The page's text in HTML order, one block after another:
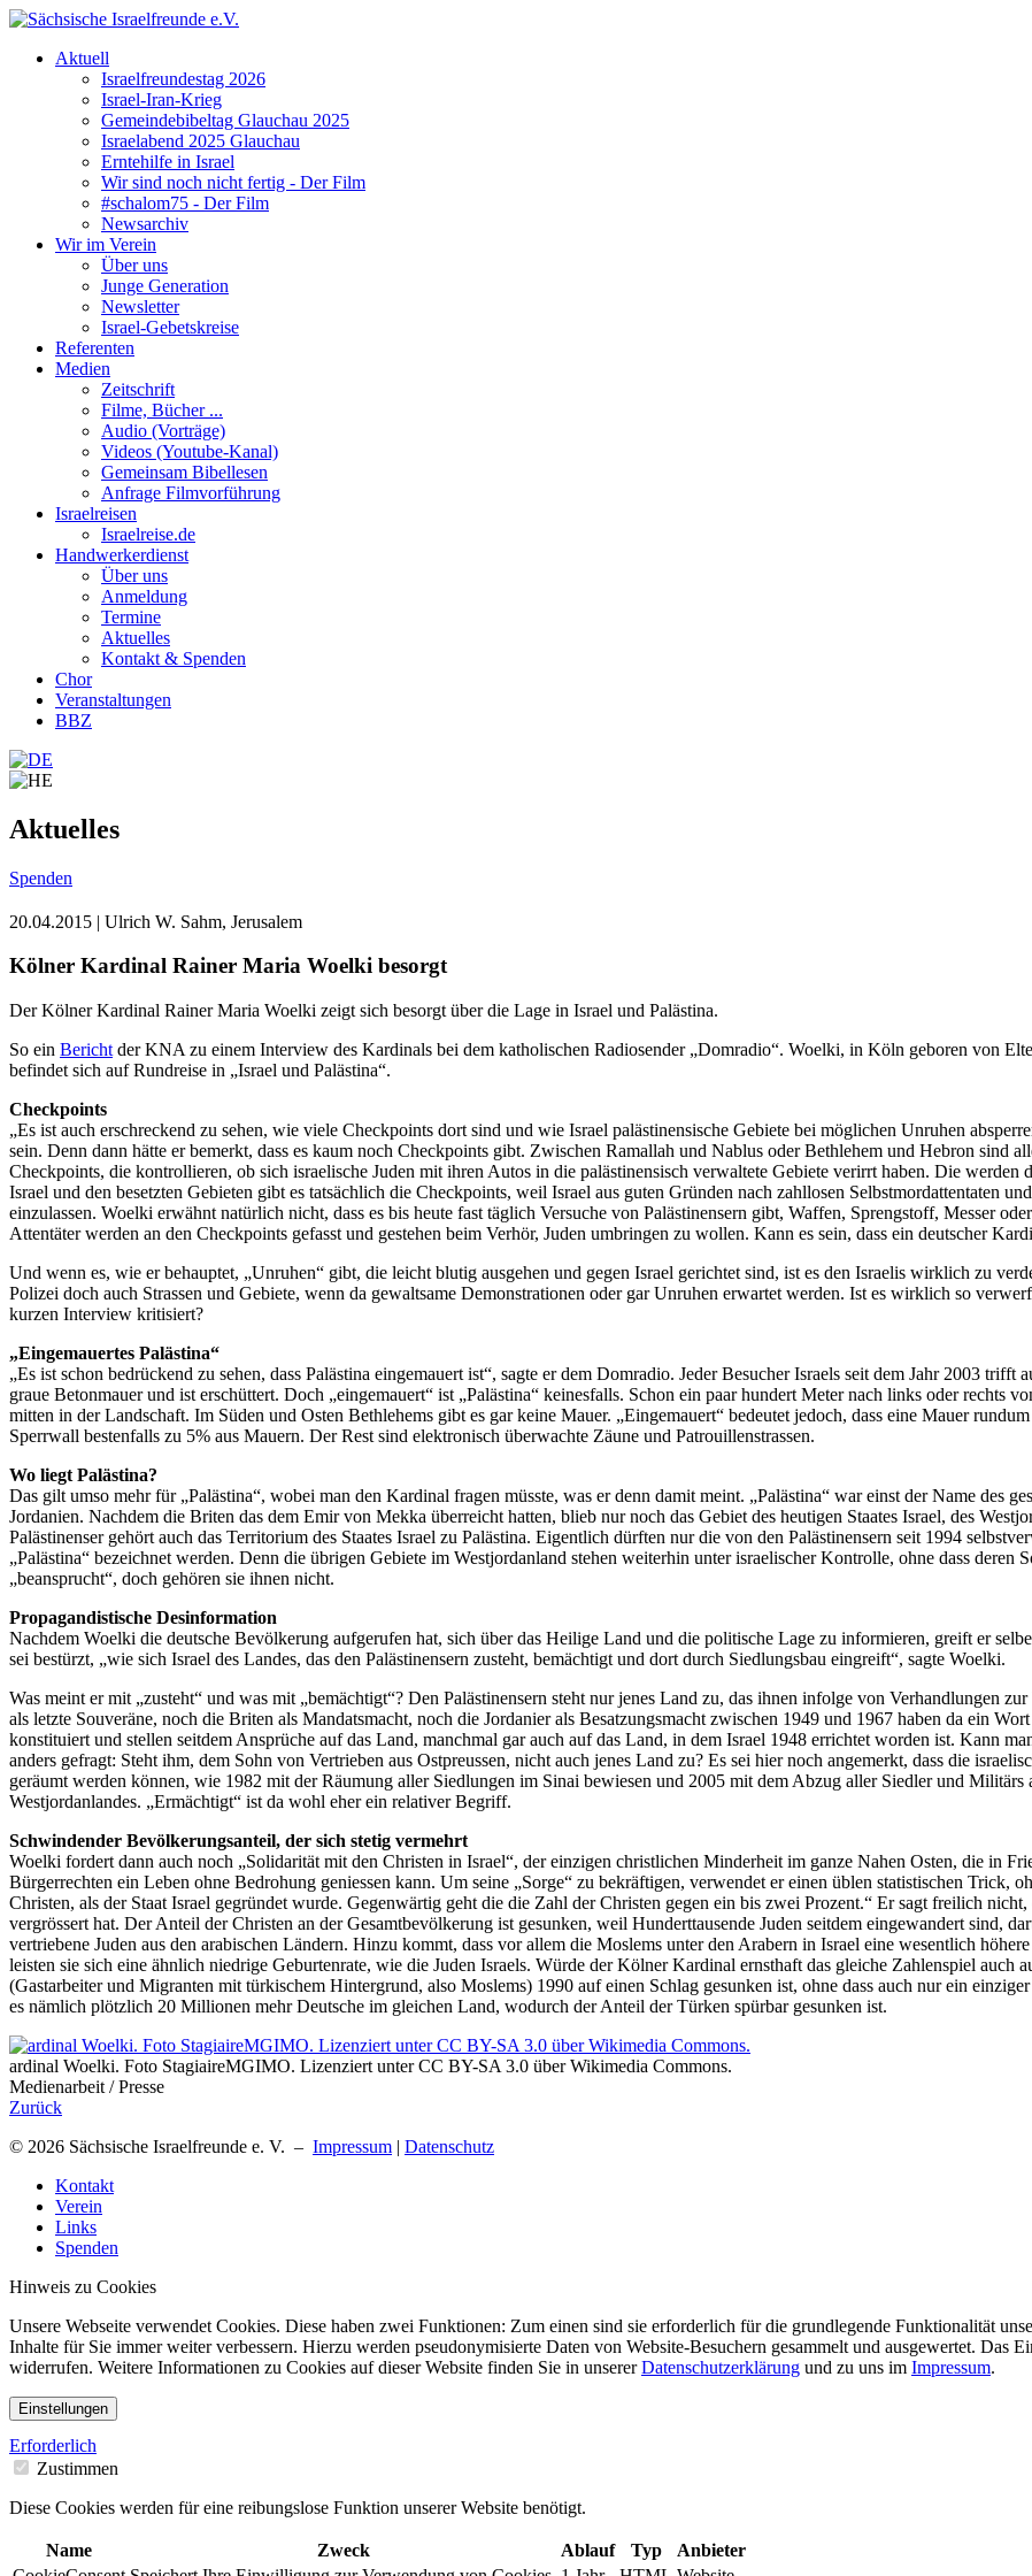
Aktuell
Israelfreundestag 2026
Israel-Iran-Krieg
Gemeindebibeltag Glauchau 2025
Israelabend 2025 Glauchau
Erntehilfe in Israel
Wir sind noch nicht fertig - Der Film
#schalom75 - Der Film
Newsarchiv
Wir im Verein
Über uns
Junge Generation
Newsletter
Israel-Gebetskreise
Referenten
Medien
Zeitschrift
Filme, Bücher ...
Audio (Vorträge)
Videos (Youtube-Kanal)
Gemeinsam Bibellesen
Anfrage Filmvorführung
Israelreisen
Israelreise.de
Handwerkerdienst
Über uns
Anmeldung
Termine
Aktuelles
Kontakt & Spenden
Chor
Veranstaltungen
BBZ
Aktuelles
Spenden
20.04.2015 | Ulrich W. Sahm, Jerusalem
Kölner Kardinal Rainer Maria Woelki besorgt
Der Kölner Kardinal Rainer Maria Woelki zeigt sich besorgt über die Lage in Israel und Palästina.
So ein Bericht der KNA zu einem Interview des Kardinals bei dem katholischen Radiosender „Domradio“. Woelki, in Köln geboren von
befindet sich auf Rundreise in „Israel und Palästina“.
Checkpoints
„Es ist auch erschreckend zu sehen, wie viele Checkpoints dort sind und wie Israel palästinensische Gebiete bei möglichen Unruhen
sein. Denn dann hätte er bemerkt, dass es kaum noch Checkpoints gibt. Zwischen Ramallah und Nablus oder Bethlehem und Hebron sind
Checkpoints, die kontrollieren, ob sich israelische Juden mit ihren Autos in die palästinensisch verwaltete Gebiete verirrt haben. Die
Israel und den besetzten Gebieten gibt es tatsächlich die Checkpoints, weil Israel aus guten Gründen nach zahllosen Selbstmordattentaten
einzulassen. Woelki erwähnt natürlich nicht, dass es bis heute fast täglich Versuche von Palästinensern gibt, Waffen, Sprengstoff, Messer
Attentäter werden an den Checkpoints gefasst und gestehen beim Verhör, Juden umbringen zu wollen. Kann es sein, dass ein deutscher
Und wenn es, wie er behauptet, „Unruhen“ gibt, die leicht blutig ausgehen und gegen Israel gerichtet sind, ist es den Israelis wirklich zu
Polizei doch auch Strassen und Gebiete, wenn da gewaltsame Demonstrationen oder gar Unruhen erwartet werden. Ist es wirklich so
kurzen Interview kritisiert?
„Eingemauertes Palästina“
„Es ist schon bedrückend zu sehen, dass Palästina eingemauert ist“, sagte er dem Domradio. Jeder Besucher Israels seit dem Jahr 2003
graue Betonmauer und ist erschüttert. Doch „eingemauert“ ist „Palästina“ keinesfalls. Schon ein paar hundert Meter nach links oder rechts
mitten in der Landschaft. Im Süden und Osten Bethlehems gibt es gar keine Mauer. „Eingemauert“ bedeutet jedoch, dass eine Mauer
Sperrwall bestenfalls zu 5% aus Mauern. Der Rest sind elektronisch überwachte Zäune und Patrouillenstrassen.
Wo liegt Palästina?
Das gilt umso mehr für „Palästina“, wobei man den Kardinal fragen müsste, was er denn damit meint. „Palästina“ war einst der Name des
Jordanien. Nachdem die Briten das dem Emir von Mekka überreicht hatten, blieb nur noch das Gebiet des heutigen Staates Israel, des
Palästinenser gehört auch das Territorium des Staates Israel zu Palästina. Eigentlich dürften nur die von den Palästinensern seit 1994
„Palästina“ bezeichnet werden. Denn die übrigen Gebiete im Westjordanland stehen weiterhin unter israelischer Kontrolle, ohne dass deren
„beansprucht“, doch gehören sie ihnen nicht.
Propagandistische Desinformation
Nachdem Woelki die deutsche Bevölkerung aufgerufen hat, sich über das Heilige Land und die politische Lage zu informieren, greift er
sei bestürzt, „wie sich Israel des Landes, das den Palästinensern zusteht, bemächtigt und dort durch Siedlungsbau eingreift“, sagte Woelki.
Was meint er mit „zusteht“ und was mit „bemächtigt“? Den Palästinensern steht nur jenes Land zu, das ihnen infolge von Verhandlungen
als letzte Souveräne, noch die Briten als Mandatsmacht, noch die Jordanier als Besatzungsmacht zwischen 1949 und 1967 haben da ein
konstituiert und stellen seitdem Ansprüche auf das Land, manchmal gar auch auf das Land, in dem Israel 1948 errichtet worden ist. Kann
anders gefragt: Steht ihm, dem Sohn von Vertrieben aus Ostpreussen, nicht auch jenes Land zu? Es sei hier noch angemerkt, dass die
geräumt werden können, wie 1982 mit der Räumung aller Siedlungen im Sinai bewiesen und 2005 mit dem Abzug aller Siedler und
Westjordanlandes. „Ermächtigt“ ist da wohl eher ein relativer Begriff.
Schwindender Bevölkerungsanteil, der sich stetig vermehrt
Woelki fordert dann auch noch „Solidarität mit den Christen in Israel“, der einzigen christlichen Minderheit im ganze Nahen Osten, die in
Bürgerrechten ein Leben ohne Bedrohung geniessen kann. Um seine „Sorge“ zu bekräftigen, verwendet er einen üblen statistischen Trick,
Christen, als der Staat Israel gegründet wurde. Gegenwärtig geht die die Zahl der Christen gegen ein bis zwei Prozent.“ Er sagt freilich
vergrössert hat. Der Anteil der Christen an der Gesamtbevölkerung ist gesunken, weil Hunderttausende Juden seitdem eingewandert sind,
vertriebene Juden aus den arabischen Ländern. Hinzu kommt, dass vor allem die Moslems unter den Arabern in Israel eine wesentlich
leisten sie sich eine ähnlich niedrige Geburtenrate, wie die Juden Israels. Würde der Kölner Kardinal ernsthaft das gleiche Zahlenspiel auch
(Gastarbeiter und Migranten mit türkischem Hintergrund, also Moslems) 1990 auf einen Schlag gesunken ist, ohne dass auch nur ein
es nämlich plötzlich 20 Millionen mehr Deutsche im gleichen Land, wodurch der Anteil der Türken spürbar gesunken ist.
ardinal Woelki. Foto StagiaireMGIMO. Lizenziert unter CC BY-SA 3.0 über Wikimedia Commons.
Medienarbeit / Presse
Zurück
© 2026 Sächsische Israelfreunde e. V. – Impressum | Datenschutz
Kontakt
Verein
Links
Spenden
Hinweis zu Cookies
Unsere Webseite verwendet Cookies. Diese haben zwei Funktionen: Zum einen sind sie erforderlich für die grundlegende Funktionalität
Inhalte für Sie immer weiter verbessern. Hierzu werden pseudonymisierte Daten von Website-Besuchern gesammelt und ausgewertet. Das
widerrufen. Weitere Informationen zu Cookies auf dieser Website finden Sie in unsererDatenschutzerklärung und zu uns im Impressum.
Einstellungen
Erforderlich
Zustimmen
Diese Cookies werden für eine reibungslose Funktion unserer Website benötigt.
Name Zweck Ablauf Typ
Anbieter